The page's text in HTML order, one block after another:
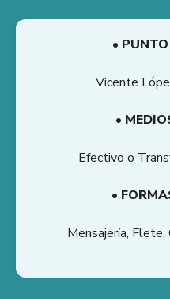
•
Vicente
•
Efectivo o
•
Mensajería, Flete,